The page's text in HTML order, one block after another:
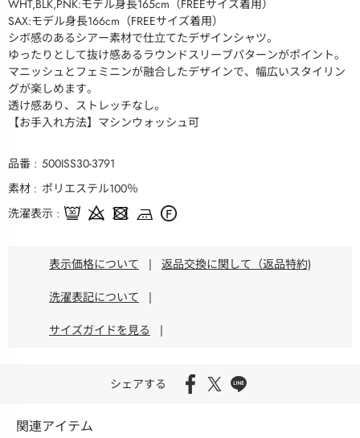
WHT,BLK,PNK:モデル身長165cm（FREEサイズ着用）
SAX:モデル身長166cm（FREEサイズ着用）
シボ感のあるシアー素材で仕立てたデザインシャツ。
ゆったりとして抜け感あるラウンドスリーブパターンがポイント。
マニッシュとフェミニンが融合したデザインで、幅広いスタイリン
グが楽しめます。
透け感あり、ストレッチなし。
【お手入れ方法】マシンウォッシュ可
品番
500ISS30-3791
素材
ポリエステル100％
洗濯表示
表示価格について | 返品交換に関して（返品特約)
洗濯表記について |
サイズガイドを見る |
シェアする
関連アイテム